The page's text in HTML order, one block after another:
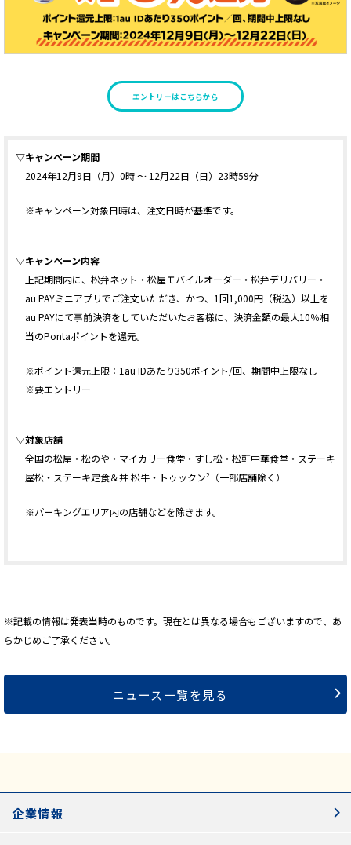
エントリーはこちらから
▽キャンペーン期間
2024年12月9日（月）0時 ～ 12月22日（日）23時59分
※キャンペーン対象日時は、注文日時が基準です。
▽キャンペーン内容
上記期間内に、松弁ネット・松屋モバイルオーダー・松弁デリバリー・
au PAYミニアプリでご注文いただき、かつ、1回1,000円（税込）以上を
au PAYにて事前決済をしていただいたお客様に、決済金額の最大10％相
当のPontaポイントを還元。
※ポイント還元上限：1au IDあたり350ポイント/回、期間中上限なし
※要エントリー
▽対象店舗
全国の松屋・松のや・マイカリー食堂・すし松・松軒中華食堂・ステーキ
屋松・ステーキ定食＆丼 松牛・トゥックン²（一部店舗除く）
※パーキングエリア内の店舗などを除きます。
※記載の情報は発表当時のものです。現在とは異なる場合もございますので、あ
らかじめご了承ください。
ニュース一覧を見る
企業情報